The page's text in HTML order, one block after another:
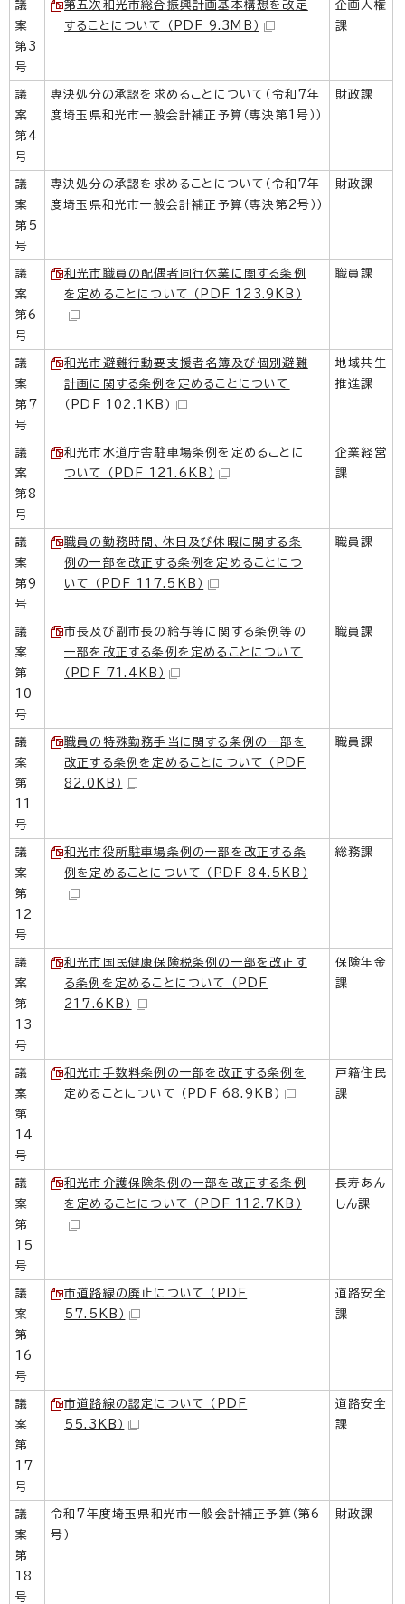
議
案
第3
号
第五次和光市総合振興計画基本構想を改定
することについて （PDF 9.3MB）
企画人権
課
議
案
第4
号
専決処分の承認を求めることについて（令和7年
度埼玉県和光市一般会計補正予算（専決第1号））
財政課
議
案
第5
号
専決処分の承認を求めることについて（令和7年
度埼玉県和光市一般会計補正予算（専決第2号））
財政課
議
案
第6
号
和光市職員の配偶者同行休業に関する条例
を定めることについて （PDF 123.9KB）
職員課
議
案
第7
号
和光市避難行動要支援者名簿及び個別避難
計画に関する条例を定めることについて
（PDF 102.1KB）
地域共生
推進課
議
案
第8
号
和光市水道庁舎駐車場条例を定めることに
ついて （PDF 121.6KB）
企業経営
課
議
案
第9
号
職員の勤務時間、休日及び休暇に関する条
例の一部を改正する条例を定めることにつ
いて （PDF 117.5KB）
職員課
議
案
第
10
号
市長及び副市長の給与等に関する条例等の
一部を改正する条例を定めることについて
（PDF 71.4KB）
職員課
議
案
第
11
号
職員の特殊勤務手当に関する条例の一部を
改正する条例を定めることについて （PDF
82.0KB）
職員課
議
案
第
12
号
和光市役所駐車場条例の一部を改正する条
例を定めることについて （PDF 84.5KB）
総務課
議
案
第
13
号
和光市国民健康保険税条例の一部を改正す
る条例を定めることについて （PDF
217.6KB）
保険年金
課
議
案
第
14
号
和光市手数料条例の一部を改正する条例を
定めることについて （PDF 68.9KB）
戸籍住民
課
議
案
第
15
号
和光市介護保険条例の一部を改正する条例
を定めることについて （PDF 112.7KB）
長寿あん
しん課
議
案
第
16
号
市道路線の廃止について （PDF
57.5KB）
道路安全
課
議
案
第
17
号
市道路線の認定について （PDF
55.3KB）
道路安全
課
議
案
第
18
号
令和7年度埼玉県和光市一般会計補正予算（第6
号）
財政課